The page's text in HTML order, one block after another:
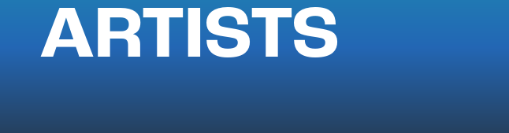
ARTISTS